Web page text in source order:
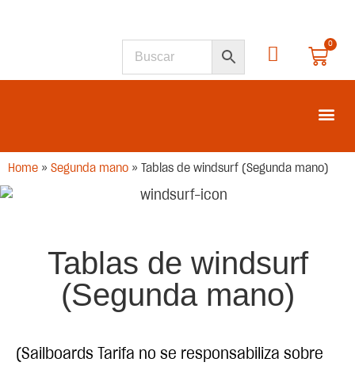
0
Home » Segunda mano » Tablas de windsurf (Segunda mano)
Tablas de windsurf
(Segunda mano)
(Sailboards Tarifa no se responsabiliza sobre